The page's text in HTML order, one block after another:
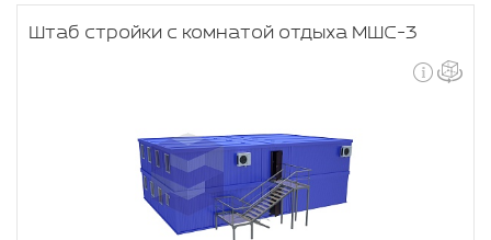
Штаб стройки с комнатой отдыха МШС-3